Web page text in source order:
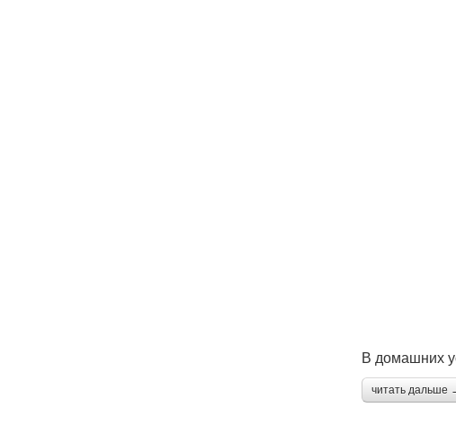
В домашних
читать дальше